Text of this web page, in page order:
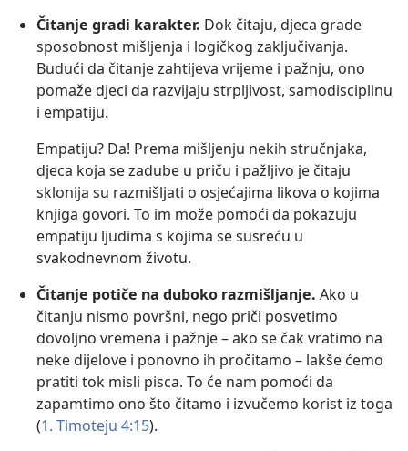
Čitanje gradi karakter. Dok čitaju, djeca grade
sposobnost mišljenja i logičkog zaključivanja.
Budući da čitanje zahtijeva vrijeme i pažnju, ono
pomaže djeci da razvijaju strpljivost, samodisciplinu
i empatiju.
Empatiju? Da! Prema mišljenju nekih stručnjaka,
djeca koja se zadube u priču i pažljivo je čitaju
sklonija su razmišljati o osjećajima likova o kojima
knjiga govori. To im može pomoći da pokazuju
empatiju ljudima s kojima se susreću u
svakodnevnom životu.
Čitanje potiče na duboko razmišljanje. Ako u
čitanju nismo površni, nego priči posvetimo
dovoljno vremena i pažnje – ako se čak vratimo na
neke dijelove i ponovno ih pročitamo – lakše ćemo
pratiti tok misli pisca. To će nam pomoći da
zapamtimo ono što čitamo i izvučemo korist iz toga
(1. Timoteju 4:15).